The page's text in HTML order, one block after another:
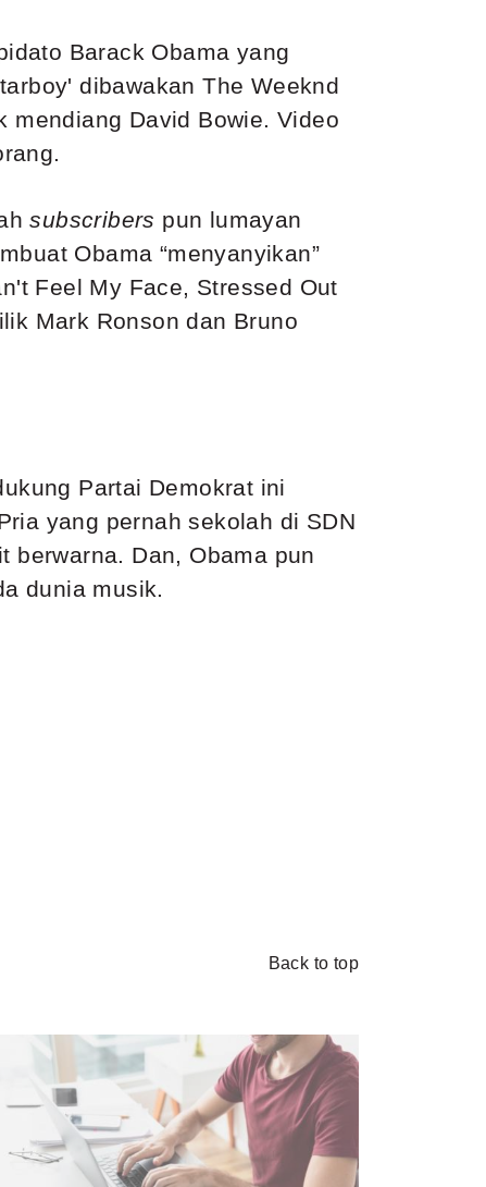
Barack Obama yang
dibawakan The Weeknd
mendiang David Bowie. Video
subscribers pun lumayan
Obama “menyanyikan”
Feel My Face, Stressed Out
Mark Ronson dan Bruno
Partai Demokrat ini
yang pernah sekolah di SDN
berwarna. Dan, Obama pun
dunia musik.
Back to top